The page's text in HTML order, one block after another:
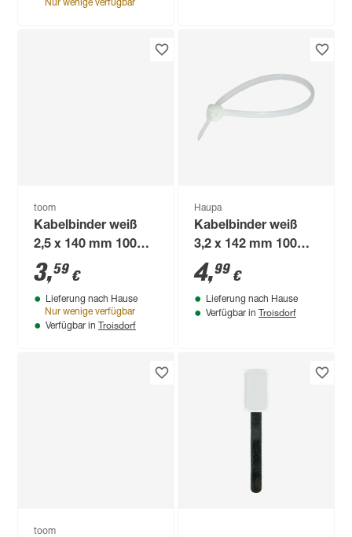
Nur wenige verfügbar
toom
Kabelbinder weiß
2,5 x 140 mm 100
Stück
3,59 €
Lieferung nach Hause
Nur wenige verfügbar
Verfügbar in Troisdorf
Haupa
Kabelbinder weiß
3,2 x 142 mm 100
Stück
4,99 €
Lieferung nach Hause
Verfügbar in Troisdorf
toom